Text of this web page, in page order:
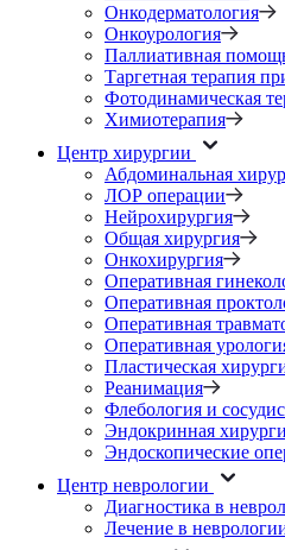
Онкодерматология
Онкоурология
Паллиативная
Таргетная терапия
Фотодинамическая
Химиотерапия
Центр хирургии
Абдоминальная
ЛОР операции
Нейрохирургия
Общая хирургия
Онкохирургия
Оперативная
Оперативная
Оперативная
Оперативная
Пластическая
Реанимация
Флебология и
Эндокринная
Эндоскопические
Центр неврологии
Диагностика в
Лечение в